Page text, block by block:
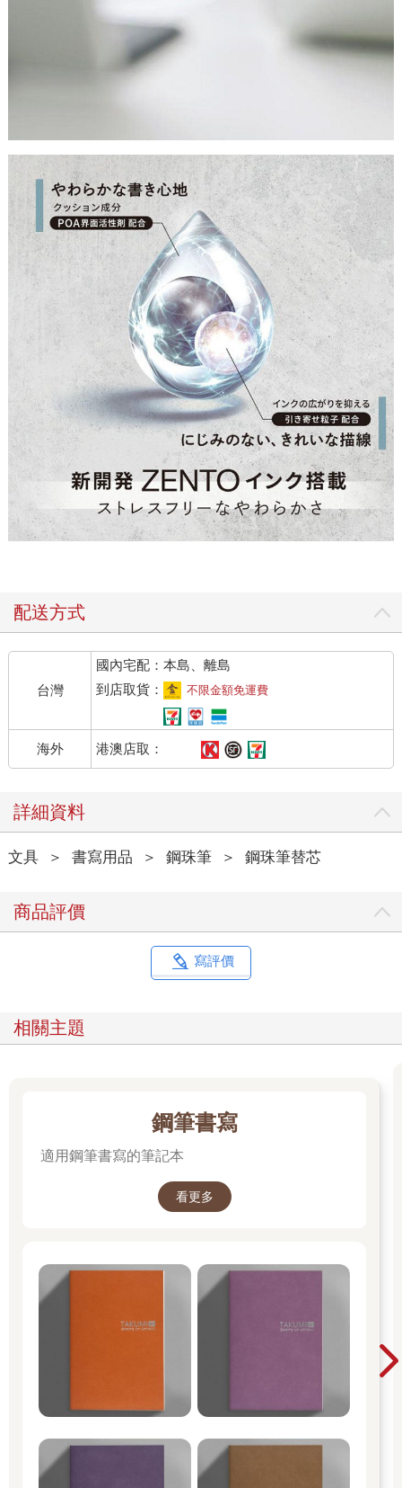
配送方式
台灣
國內宅配：本島、離島
到店取貨：
不限金額免運費
海外 港澳店取：
詳細資料
文具 ＞ 書寫用品 ＞ 鋼珠筆 ＞ 鋼珠筆替芯
商品評價
寫評價
相關主題
鋼筆書寫
適用鋼筆書寫的筆記本
看更多